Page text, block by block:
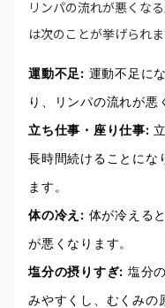
リンパの流れが悪くな
は次のことが挙げられま
運動不足: 運動不足に
り、リンパの流れが悪
立ち仕事・座り仕事:
長時間続けることにな
ます。
体の冷え: 体が冷える
が悪くなります。
塩分の摂りすぎ: 塩分
みやすくし、むくみの